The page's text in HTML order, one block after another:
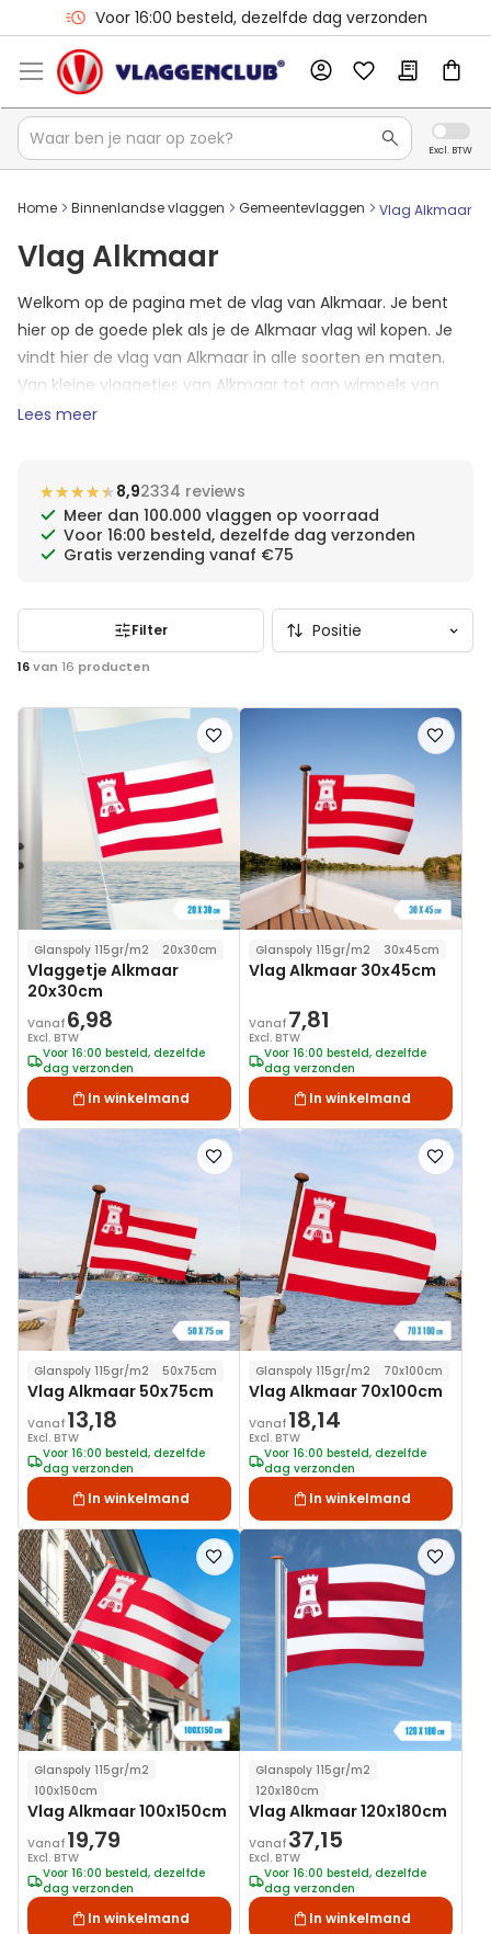
Voor 16:00 besteld, dezelfde dag verzonden
Gratis verzending vanaf €75
Home Binnenlandse vlaggen Gemeentevlaggen Vlag Alkmaar
Vlag Alkmaar
Welkom op de pagina met de vlag van Alkmaar. Je bent
hier op de goede plek als je de Alkmaar vlag wil kopen. Je
vindt hier de vlag van Alkmaar in alle soorten en maten.
Van kleine vlaggetjes van Alkmaar tot aan wimpels van
Alkmaar. Mocht het zo zijn dat je vlag er nog niet tussen
Lees meer
★★★★★
★★★★★8,92334 reviews
Meer dan 100.000 vlaggen op voorraad
Voor 16:00 besteld, dezelfde dag verzonden
Gratis verzending vanaf €75
16van 16 producten
Filter
Voeg
toe
aan
verlanglijst
Glanspoly 115gr/m2 20x30cm
Vlaggetje Alkmaar
20x30cm
Vanaf 6,98
Excl. BTW
Voor 16:00 besteld, dezelfde
dag verzonden
In winkelmand
Voeg
toe
Glanspoly 115gr/m2 30x45cm
Vlag Alkmaar 30x45cm
Vanaf 7,81
Excl. BTW
Voor 16:00 besteld, dezelfde
dag verzonden
In winkelmand
Voeg
toe
verlanglijst
Glanspoly 115gr/m2 50x75cm
Vlag Alkmaar 50x75cm
Vanaf 13,18
Excl. BTW
Voor 16:00 besteld, dezelfde
dag verzonden
In winkelmand
Voeg
toe
Glanspoly 115gr/m2 70x100cm
Vlag Alkmaar 70x100cm
Vanaf 18,14
Excl. BTW
Voor 16:00 besteld, dezelfde
dag verzonden
In winkelmand
Voeg
toe
aan
verlanglijst
Glanspoly 115gr/m2
100x150cm
Vlag Alkmaar 100x150cm
Vanaf 19,79
Excl. BTW
Voor 16:00 besteld, dezelfde
dag verzonden
In winkelmand
Voeg
toe
aan
Glanspoly 115gr/m2
120x180cm
Vlag Alkmaar 120x180cm
Vanaf 37,15
Excl. BTW
Voor 16:00 besteld, dezelfde
dag verzonden
In winkelmand